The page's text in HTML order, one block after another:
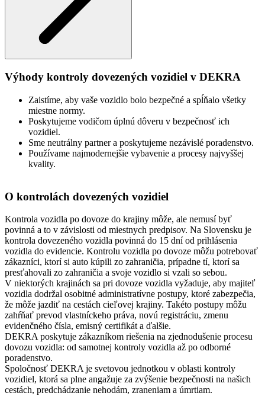
Výhody kontroly dovezených vozidiel v DEKRA
Zaistíme, aby vaše vozidlo bolo bezpečné a spĺňalo všetky
miestne normy.
Poskytujeme vodičom úplnú dôveru v bezpečnosť ich
vozidiel.
Sme neutrálny partner a poskytujeme nezávislé poradenstvo.
Používame najmodernejšie vybavenie a procesy najvyššej
kvality.
O kontrolách dovezených vozidiel
Kontrola vozidla po dovoze do krajiny môže, ale nemusí byť
povinná a to v závislosti od miestnych predpisov. Na Slovensku je
kontrola dovezeného vozidla povinná do 15 dní od prihlásenia
vozidla do evidencie. Kontrolu vozidla po dovoze môžu potrebovať
zákazníci, ktorí si auto kúpili zo zahraničia, prípadne tí, ktorí sa
presťahovali zo zahraničia a svoje vozidlo si vzali so sebou.
V niektorých krajinách sa pri dovoze vozidla vyžaduje, aby majiteľ
vozidla dodržal osobitné administratívne postupy, ktoré zabezpečia,
že môže jazdiť na cestách cieľovej krajiny. Takéto postupy môžu
zahŕňať prevod vlastníckeho práva, novú registráciu, zmenu
evidenčného čísla, emisný certifikát a ďalšie.
DEKRA poskytuje zákazníkom riešenia na zjednodušenie procesu
dovozu vozidla: od samotnej kontroly vozidla až po odborné
poradenstvo.
Spoločnosť DEKRA je svetovou jednotkou v oblasti kontroly
vozidiel, ktorá sa plne angažuje za zvýšenie bezpečnosti na našich
cestách, predchádzanie nehodám, zraneniam a úmrtiam.